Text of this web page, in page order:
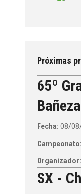
Próximas
65º
Bañeza
Fecha: 08/
Campeonato:
Organizador:
SX -